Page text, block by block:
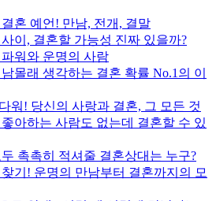
혼 예언! 만남, 전개, 결말
이, 결혼할 가능성 진짜 있을까?
워와 운명의 사람
몰래 생각하는 결혼 확률 No.1의 이
워! 당신의 사랑과 결혼, 그 모든 것
아하는 사람도 없는데 결혼할 수 있
촉촉히 적셔줄 결혼상대는 누구?
기! 운명의 만남부터 결혼까지의 모